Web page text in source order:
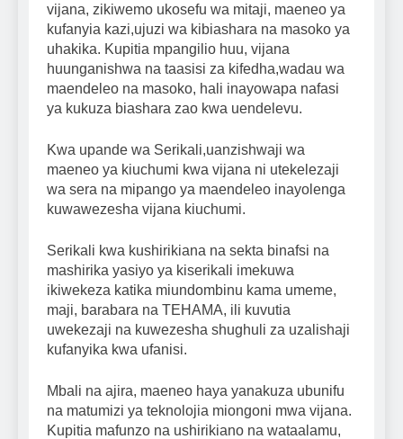
vijana, zikiwemo ukosefu wa mitaji, maeneo ya
kufanyia kazi,ujuzi wa kibiashara na masoko ya
uhakika. Kupitia mpangilio huu, vijana
huunganishwa na taasisi za kifedha,wadau wa
maendeleo na masoko, hali inayowapa nafasi
ya kukuza biashara zao kwa uendelevu.
Kwa upande wa Serikali,uanzishwaji wa
maeneo ya kiuchumi kwa vijana ni utekelezaji
wa sera na mipango ya maendeleo inayolenga
kuwawezesha vijana kiuchumi.
Serikali kwa kushirikiana na sekta binafsi na
mashirika yasiyo ya kiserikali imekuwa
ikiwekeza katika miundombinu kama umeme,
maji, barabara na TEHAMA, ili kuvutia
uwekezaji na kuwezesha shughuli za uzalishaji
kufanyika kwa ufanisi.
Mbali na ajira, maeneo haya yanakuza ubunifu
na matumizi ya teknolojia miongoni mwa vijana.
Kupitia mafunzo na ushirikiano na wataalamu,